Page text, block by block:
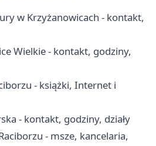
w Krzyżanowicach - kontakt,
Wielkie - kontakt, godziny,
- książki, Internet i
- kontakt, godziny, działy
- msze, kancelaria,